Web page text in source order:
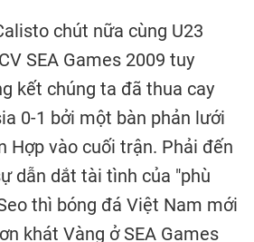
chút nữa cùng U23
SEA Games 2009 tuy
kết chúng ta đã thua cay
0-1 bởi một bàn phản lưới
Hợp vào cuối trận. Phải đến
dẫn dắt tài tình của "phù
thì bóng đá Việt Nam mới
khát Vàng ở SEA Games